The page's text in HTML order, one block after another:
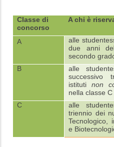
Classe di
concorso
A chi è
A alle
due anni
secondo
B
alle
successivo
istituti non
nella classe C
C
alle
triennio dei
Tecnologico,
e